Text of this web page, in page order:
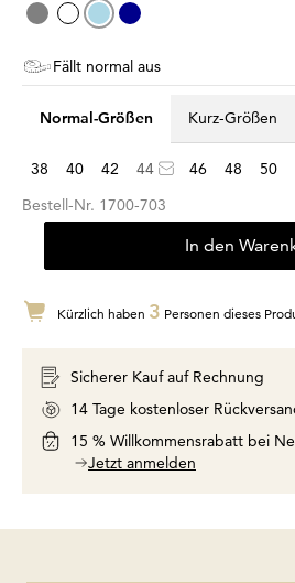
Fällt normal aus
Normal-Größen Kurz-Größen
38 40 42 44 46 48 50
Bestell-Nr. 1700-703
In den
Kürzlich haben 3 Personen dieses
Sicherer Kauf auf Rechnung
14 Tage kostenloser
15 % Willkommensrabatt bei
Jetzt anmelden